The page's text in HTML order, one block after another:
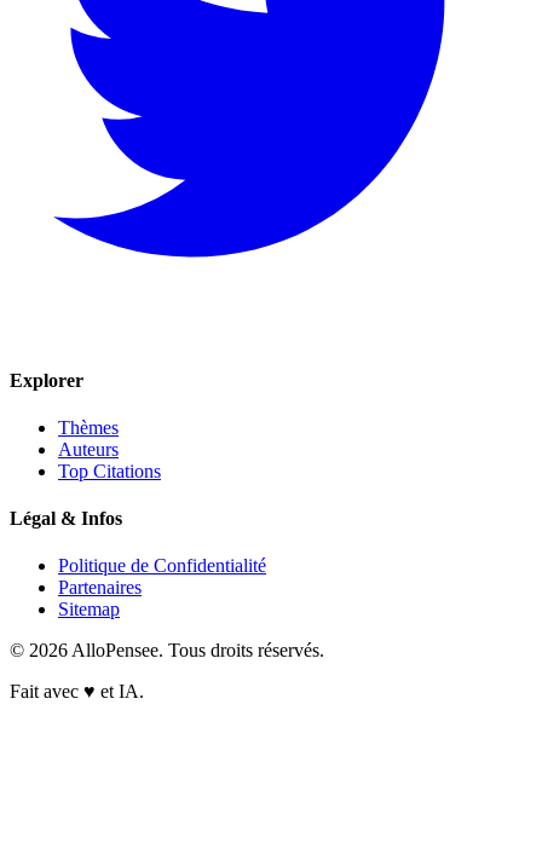
Explorer
Thèmes
Auteurs
Top Citations
Légal & Infos
Politique de Confidentialité
Partenaires
Sitemap
© 2026 AlloPensee. Tous droits réservés.
Fait avec ♥ et IA.